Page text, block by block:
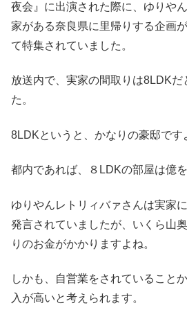
夜会』に出演された際に、ゆりや
家がある奈良県に里帰りする企画
て特集されていました。
放送内で、実家の間取りは8LDKだ
た。
8LDKというと、かなりの豪邸です
都内であれば、８LDKの部屋は億
ゆりやんレトリィバァさんは実家
発言されていましたが、いくら山
りのお金がかかりますよね。
しかも、自営業をされていること
入が高いと考えられます。